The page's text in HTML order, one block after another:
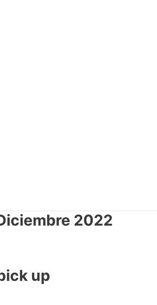
2022
up